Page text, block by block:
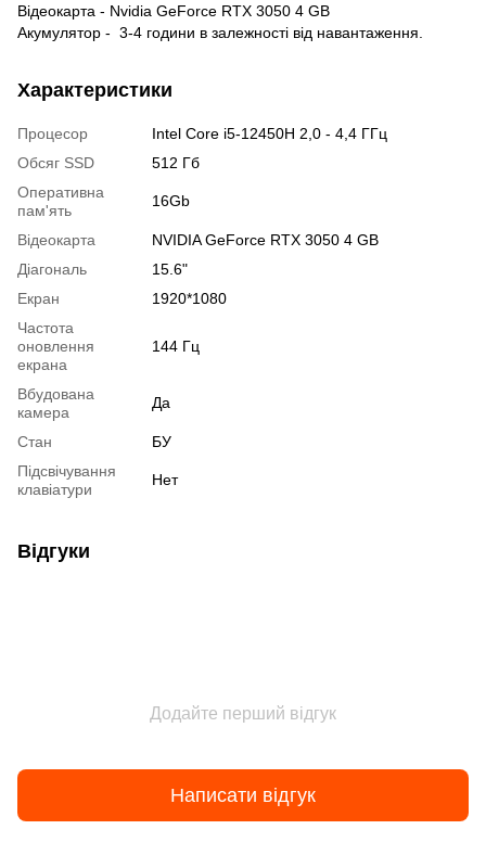
Відеокарта - Nvidia GeForce RTX 3050 4 GB
Акумулятор - 3-4 години в залежності від навантаження.
Характеристики
Процесор
Intel Core i5-12450H 2,0 - 4,4 ГГц
Обсяг SSD
512 Гб
Оперативна
пам'ять
16Gb
Відеокарта
NVIDIA GeForce RTX 3050 4 GB
Діагональ
15.6"
Екран
1920*1080
Частота
оновлення
екрана
144 Гц
Вбудована
камера
Да
Стан
БУ
Підсвічування
клавіатури
Нет
Відгуки
Додайте перший відгук
Написати відгук